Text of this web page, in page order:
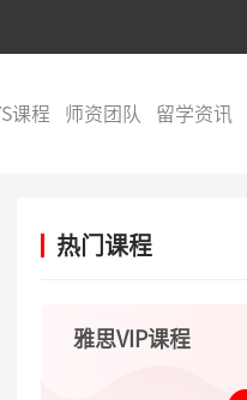
课程 师资团队 留学资讯
热门课程
雅思VIP课程